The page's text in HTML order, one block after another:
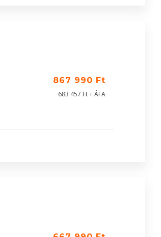
867 990 Ft
683 457 Ft + ÁFA